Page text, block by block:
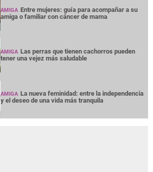
AMIGA Entre mujeres: guía para acompañar a su
amiga o familiar con cáncer de mama
AMIGA Las perras que tienen cachorros pueden
tener una vejez más saludable
AMIGA La nueva feminidad: entre la independencia
y el deseo de una vida más tranquila